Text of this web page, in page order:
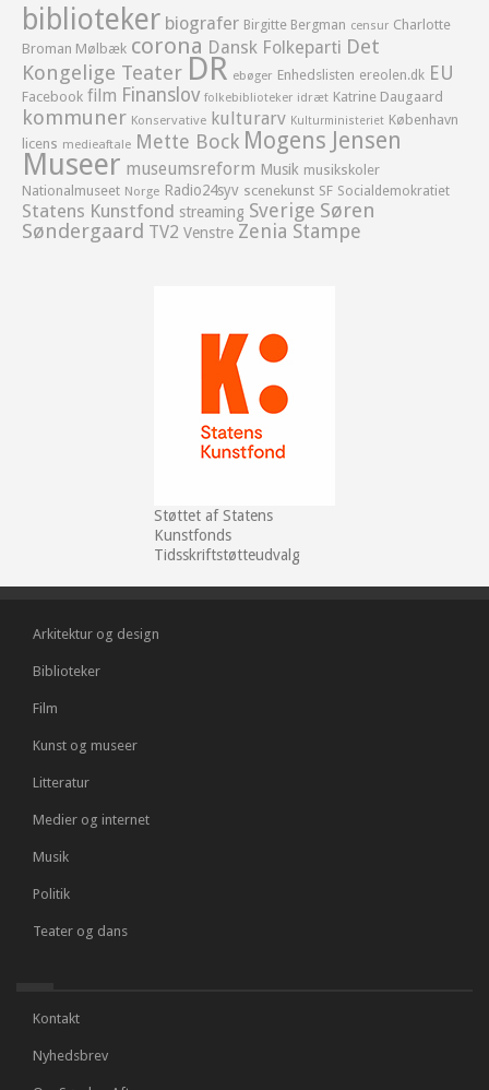
biblioteker biografer Birgitte Bergman censur Charlotte
Broman Mølbæk corona Dansk Folkeparti Det
Kongelige Teater DR ebøger Enhedslisten ereolen.dk EU
Facebook film Finanslov folkebiblioteker idræt Katrine Daugaard
kommuner Konservative kulturarv Kulturministeriet København
licens medieaftale Mette Bock Mogens Jensen
Museer museumsreform Musik musikskoler
Nationalmuseet Norge Radio24syv scenekunst SF Socialdemokratiet
Statens Kunstfond streaming Sverige Søren
Søndergaard TV2 Venstre Zenia Stampe
Støttet af Statens
Kunstfonds
Tidsskriftstøtteudvalg
Arkitektur og design
Biblioteker
Film
Kunst og museer
Litteratur
Medier og internet
Musik
Politik
Teater og dans
Kontakt
Nyhedsbrev